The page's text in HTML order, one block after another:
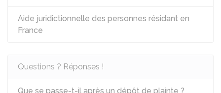
Aide juridictionnelle des personnes résidant en
France
Questions ? Réponses !
Que se passe-t-il après un dépôt de plainte ?